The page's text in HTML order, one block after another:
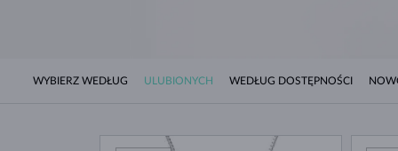
WYBIERZ WEDŁUG ULUBIONYCH WEDŁUG DOSTĘPNOŚCI